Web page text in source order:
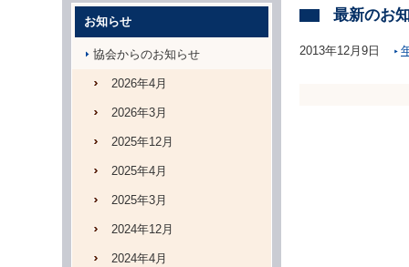
最新のお
2013年12月9日
お知らせ
協会からのお知らせ
2026年4月
2026年3月
2025年12月
2025年4月
2025年3月
2024年12月
2024年4月